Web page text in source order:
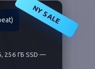
NY SALE
256 ГБ SSD —